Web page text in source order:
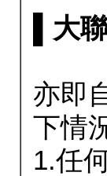
▌大
亦即
下情
1.任